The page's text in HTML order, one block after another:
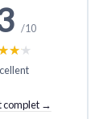
/10
complet →